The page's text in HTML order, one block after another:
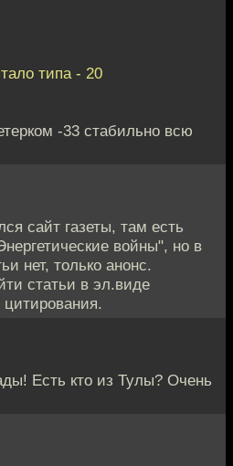
типа - 20
-33 стабильно всю
сайт газеты, там есть
войны", но в
нет, только анонс.
статьи в эл.виде
Есть кто из Тулы? Очень